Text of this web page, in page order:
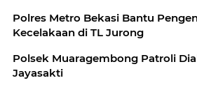
Polres Metro Bekasi Bantu
Kecelakaan di TL Jurong
Polsek Muaragembong Patroli
Jayasakti